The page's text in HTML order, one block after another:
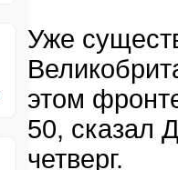
Уже
этом
50, сказал
четверг.